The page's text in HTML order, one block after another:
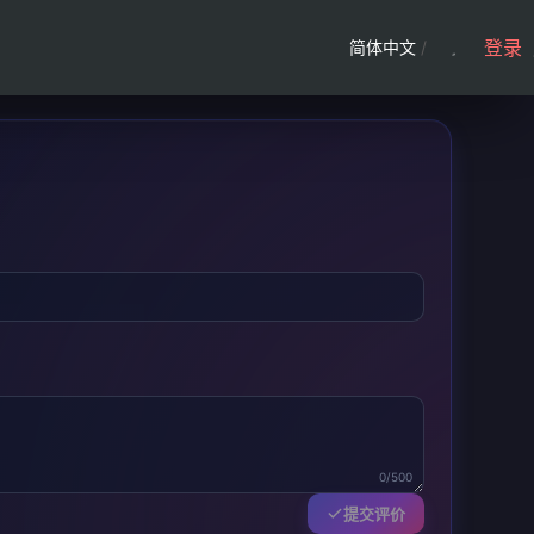
简体中文 / 登录
0/500
提交评价